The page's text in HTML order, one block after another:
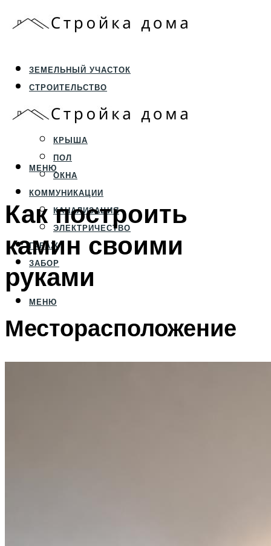
ЗЕМЕЛЬНЫЙ УЧАСТОК
СТРОИТЕЛЬСТВО
ФУНДАМЕНТ И ЦОКОЛЬ
ПЕРЕКРЫТИЯ И СТЕНЫ
КРЫША
ПОЛ
ОКНА
КОММУНИКАЦИИ
КАНАЛИЗАЦИЯ
ЭЛЕКТРИЧЕСТВО
ГАРАЖ
ЗАБОР
МЕНЮ
МЕНЮ
Как построить
камин своими
руками
Месторасположение